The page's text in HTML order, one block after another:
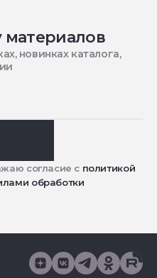
материалов
новинках каталога,
согласие с политикой
обработки